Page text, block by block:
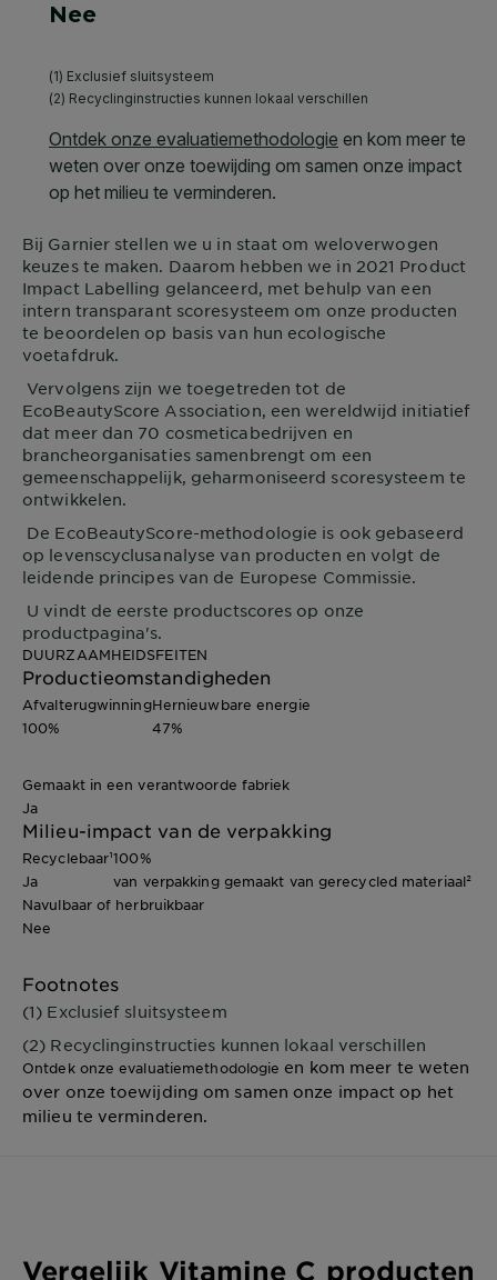
Bij Garnier stellen we u in staat om weloverwogen
keuzes te maken. Daarom hebben we in 2021 Product
Impact Labelling gelanceerd, met behulp van een
intern transparant scoresysteem om onze producten
te beoordelen op basis van hun ecologische
voetafdruk.
Vervolgens zijn we toegetreden tot de
EcoBeautyScore Association, een wereldwijd initiatief
dat meer dan 70 cosmeticabedrijven en
brancheorganisaties samenbrengt om een
gemeenschappelijk, geharmoniseerd scoresysteem te
ontwikkelen.
De EcoBeautyScore-methodologie is ook gebaseerd
op levenscyclusanalyse van producten en volgt de
leidende principes van de Europese Commissie.
U vindt de eerste productscores op onze
productpagina's.
DUURZAAMHEIDSFEITEN
Productieomstandigheden
Afvalterugwinning
100%
Hernieuwbare energie
47%
Gemaakt in een verantwoorde fabriek
Ja
Milieu-impact van de verpakking
Recyclebaar¹
Ja
100%
van verpakking gemaakt van gerecycled materiaal²
Navulbaar of herbruikbaar
Nee
Footnotes
(1) Exclusief sluitsysteem
(2) Recyclinginstructies kunnen lokaal verschillen
Ontdek onze evaluatiemethodologie en kom meer te weten
over onze toewijding om samen onze impact op het
milieu te verminderen.
Vergelijk Vitamine C producten